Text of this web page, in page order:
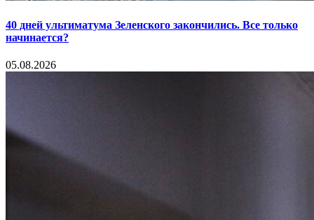
40 дней ультиматума Зеленского закончились. Все только
начинается?
05.08.2026